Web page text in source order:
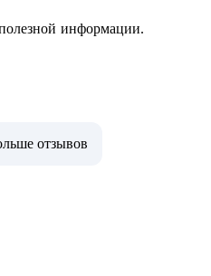
информации.
отзывов